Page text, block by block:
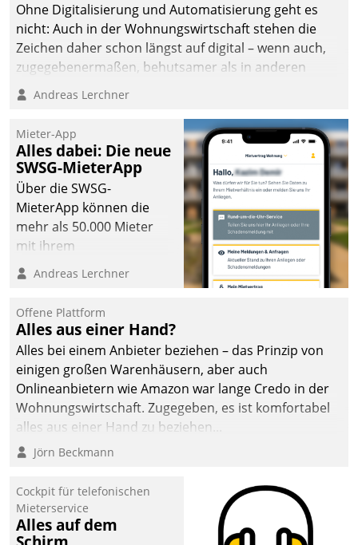
Ohne Digitalisierung und Automatisierung geht es
nicht: Auch in der Wohnungswirtschaft stehen die
Zeichen daher schon längst auf digital – wenn auch,
zugegebenermaßen, behutsamer als in anderen
Branchen.
Andreas Lerchner
Mieter-App
Alles dabei: Die neue
SWSG-MieterApp
Über die SWSG-
MieterApp können die
mehr als 50.000 Mieter
mit ihrem
Wohnungsunternehmen
kommunizieren, auf dem
einsehen und ändern
oder
Schadensmeldungen
abgeben – rund um die
Uhr.
Andreas Lerchner
Offene Plattform
Alles aus einer Hand?
Alles bei einem Anbieter beziehen – das Prinzip von
einigen großen Warenhäusern, aber auch
Onlineanbietern wie Amazon war lange Credo in der
Wohnungswirtschaft. Zugegeben, es ist komfortabel
alles aus einer Hand zu beziehen...
Jörn Beckmann
Cockpit für telefonischen
Mieterservice
Alles auf dem